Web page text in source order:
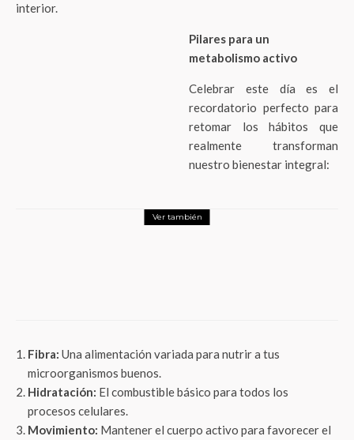
interior.
Pilares para un
metabolismo activo
Celebrar este día es el
recordatorio perfecto para
retomar los hábitos que
realmente transforman
nuestro bienestar integral:
Ver también
Fibra: Una alimentación variada para nutrir a tus
microorganismos buenos.
Hidratación: El combustible básico para todos los
procesos celulares.
Movimiento: Mantener el cuerpo activo para favorecer el